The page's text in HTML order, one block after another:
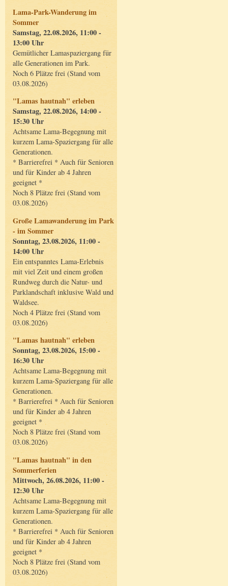
Lama-Park-Wanderung im
Sommer
Samstag, 22.08.2026, 11:00 -
13:00 Uhr
Gemütlicher Lamaspaziergang für
alle Generationen im Park.
Noch 6 Plätze frei (Stand vom
03.08.2026)
"Lamas hautnah" erleben
Samstag, 22.08.2026, 14:00 -
15:30 Uhr
Achtsame Lama-Begegnung mit
kurzem Lama-Spaziergang für alle
Generationen.
* Barrierefrei * Auch für Senioren
und für Kinder ab 4 Jahren
geeignet *
Noch 8 Plätze frei (Stand vom
03.08.2026)
Große Lamawanderung im Park
- im Sommer
Sonntag, 23.08.2026, 11:00 -
14:00 Uhr
Ein entspanntes Lama-Erlebnis
mit viel Zeit und einem großen
Rundweg durch die Natur- und
Parklandschaft inklusive Wald und
Waldsee.
Noch 4 Plätze frei (Stand vom
03.08.2026)
"Lamas hautnah" erleben
Sonntag, 23.08.2026, 15:00 -
16:30 Uhr
Achtsame Lama-Begegnung mit
kurzem Lama-Spaziergang für alle
Generationen.
* Barrierefrei * Auch für Senioren
und für Kinder ab 4 Jahren
geeignet *
Noch 8 Plätze frei (Stand vom
03.08.2026)
"Lamas hautnah" in den
Sommerferien
Mittwoch, 26.08.2026, 11:00 -
12:30 Uhr
Achtsame Lama-Begegnung mit
kurzem Lama-Spaziergang für alle
Generationen.
* Barrierefrei * Auch für Senioren
und für Kinder ab 4 Jahren
geeignet *
Noch 8 Plätze frei (Stand vom
03.08.2026)